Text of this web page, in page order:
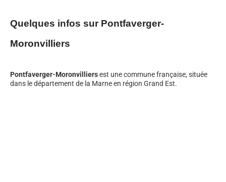
Quelques infos sur Pontfaverger-
Moronvilliers
Pontfaverger-Moronvilliersest une commune française, située
dans le département de la Marne en région Grand Est.